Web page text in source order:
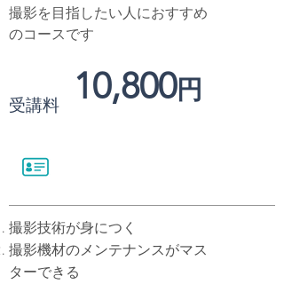
撮影を目指したい人におすすめ
のコースです
受講料 10,800円
撮影技術が身につく
撮影機材のメンテナンスがマス
ターできる